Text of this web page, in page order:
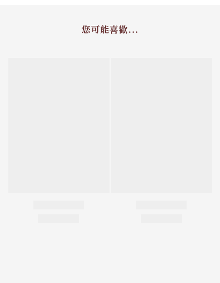
您可能喜歡...